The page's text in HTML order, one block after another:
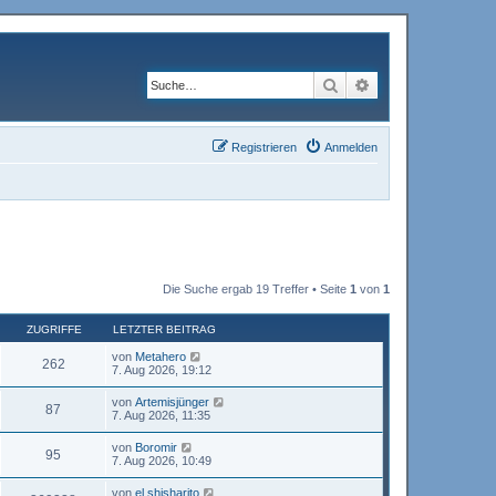
Suche
Anmelden
Registrieren
Die Suche ergab 19 Treffer • Seite 1 von 1
ZUGRIFFE LETZTER BEITRAG
262 von Metahero
7. Aug 2026, 19:12
87 von Artemisjünger
7. Aug 2026, 11:35
95 von Boromir
7. Aug 2026, 10:49
von el shisharito